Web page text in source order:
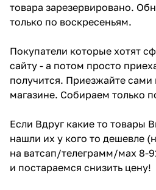
товара зарезервировано.
только по воскресеньям.
Покупатели которые хотят
сайту - а потом просто
получится. Приезжайте сами
магазине. Собираем только
Если Вдруг какие то товары
нашли их у кого то дешевле
на ватсап/телеграмм/мах 8-
и постараемся снизить цену!